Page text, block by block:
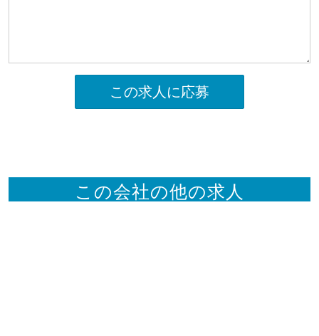
この求人に応募
この会社の他の求人